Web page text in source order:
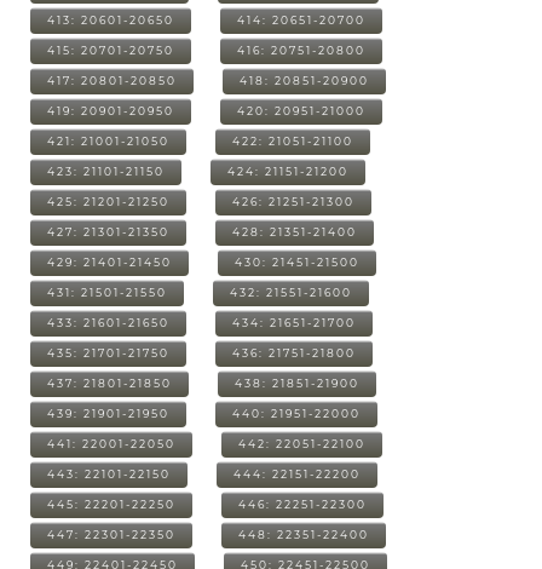
413: 20601-20650 414: 20651-20700
415: 20701-20750 416: 20751-20800
417: 20801-20850 418: 20851-20900
419: 20901-20950 420: 20951-21000
421: 21001-21050 422: 21051-21100
423: 21101-21150 424: 21151-21200
425: 21201-21250 426: 21251-21300
427: 21301-21350 428: 21351-21400
429: 21401-21450 430: 21451-21500
431: 21501-21550 432: 21551-21600
433: 21601-21650 434: 21651-21700
435: 21701-21750 436: 21751-21800
437: 21801-21850 438: 21851-21900
439: 21901-21950 440: 21951-22000
441: 22001-22050 442: 22051-22100
443: 22101-22150 444: 22151-22200
445: 22201-22250 446: 22251-22300
447: 22301-22350 448: 22351-22400
449: 22401-22450 450: 22451-22500